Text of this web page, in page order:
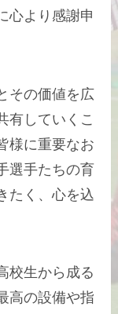
心より感謝申
その価値を広
有していくこ
様に重要なお
選手たちの育
たく、心を込
校生から成る
高の設備や指